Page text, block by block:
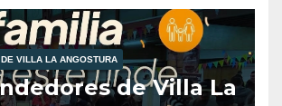
VILLA LA ANGOSTURA
de Villa La